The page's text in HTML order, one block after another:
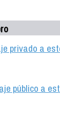
privado a
público a